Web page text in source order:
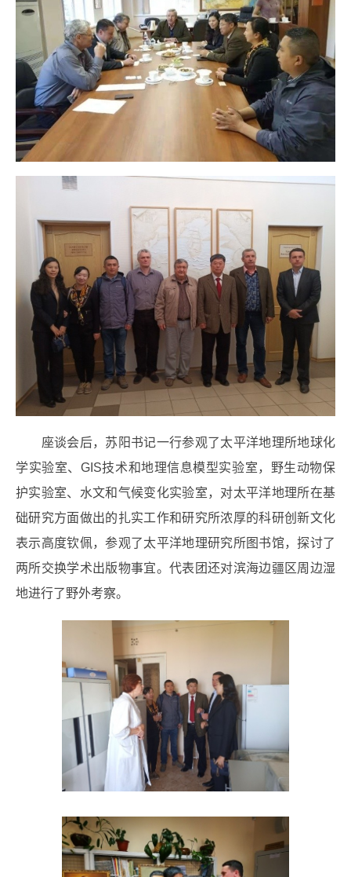
座谈会后，苏阳书记一行参观了太平洋地理所地球化
学实验室、GIS技术和地理信息模型实验室，野生动物保
护实验室、水文和气候变化实验室，对太平洋地理所在基
础研究方面做出的扎实工作和研究所浓厚的科研创新文化
表示高度钦佩，参观了太平洋地理研究所图书馆，探讨了
两所交换学术出版物事宜。代表团还对滨海边疆区周边湿
地进行了野外考察。